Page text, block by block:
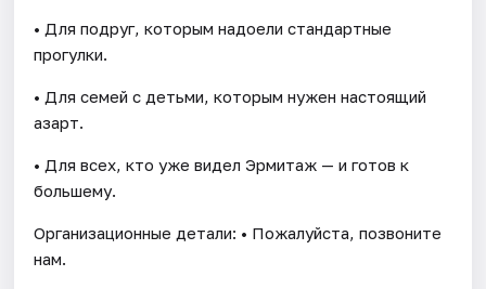
• Для подруг, которым надоели стандартные
прогулки.
• Для семей с детьми, которым нужен настоящий
азарт.
• Для всех, кто уже видел Эрмитаж — и готов к
большему.
Организационные детали: • Пожалуйста, позвоните
нам.